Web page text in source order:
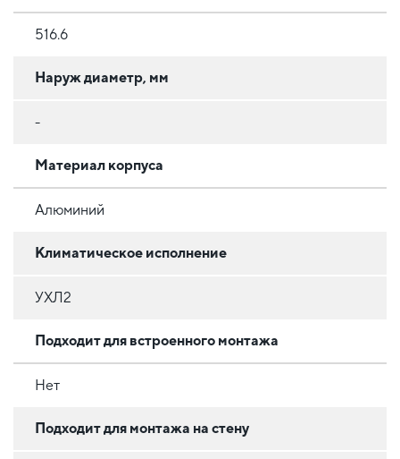
516.6
Наруж диаметр, мм
-
Материал корпуса
Алюминий
Климатическое исполнение
УХЛ2
Подходит для встроенного монтажа
Нет
Подходит для монтажа на стену